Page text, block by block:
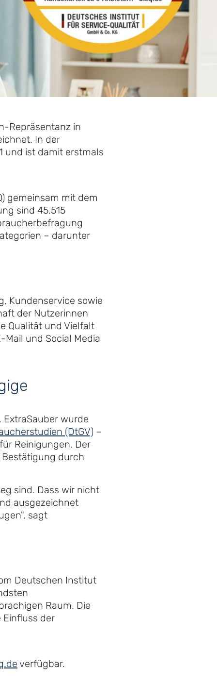
Repräsentanz in
In der
und ist damit erstmals
gemeinsam mit dem
sind 45.515
– darunter
Kundenservice sowie
der Nutzerinnen
Qualität und Vielfalt
und Social Media
wurde
(DtGV) –
Reinigungen. Der
durch
sind. Dass wir nicht
ausgezeichnet
sagt
Deutschen Institut
Raum. Die
der
verfügbar.